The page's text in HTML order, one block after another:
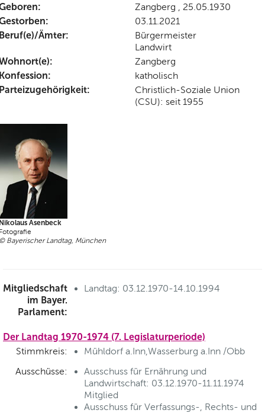
Zangberg , 25.05.1930
03.11.2021
Ämter:
Bürgermeister
Landwirt
Zangberg
katholisch
Christlich-Soziale Union
(CSU): seit 1955
Asenbeck
Bayerischer Landtag, München
Mitgliedschaft
im Bayer.
Parlament:
Landtag: 03.12.1970-14.10.1994
Der Landtag 1970-1974 (7. Legislaturperiode)
Stimmkreis:
Mühldorf a.Inn,Wasserburg a.Inn /Obb
Ausschüsse:
Ausschuss für Ernährung und
Landwirtschaft: 03.12.1970-11.11.1974
Mitglied
Ausschuss für Verfassungs-, Rechts- und